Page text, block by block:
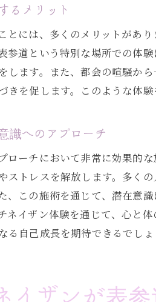
潜在意識と向き合
表参道での特
潜在意識との
チネイザンセ
チネイザンで心と
チネイザンで
表参道で心と
チネイザンでの
チネイザンで
るメリット
とには、多くのメリットがあ
参道という特別な場所での体
します。また、都会の喧騒か
きを促します。このような体
識へのアプローチ
ローチにおいて非常に効果的
ストレスを解放します。多く
、この施術を通じて、潜在意
ネイザン体験を通じて、心と
る自己成長を期待できるでしょ
イザンが表